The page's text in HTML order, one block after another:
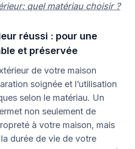
quel matériau choisir ?
réussi : pour une
et préservée
de votre maison
soignée et l’utilisation
selon le matériau. Un
non seulement de
à votre maison, mais
durée de vie de votre